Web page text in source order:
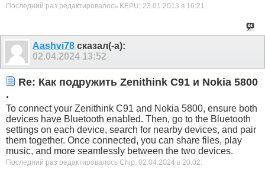
Последний раз редактировалось KEPU; 23.01.2013 в 16:21.
Aashvi78 сказал(-а):
02.04.2024 13:52
Re: Как подружить Zenithink С91 и Nokia 5800
.
To connect your Zenithink C91 and Nokia 5800, ensure both
devices have Bluetooth enabled. Then, go to the Bluetooth
settings on each device, search for nearby devices, and pair
them together. Once connected, you can share files, play
music, and more seamlessly between the two devices.
Последний раз редактировалось Chip; 02.04.2024 в 20:02.